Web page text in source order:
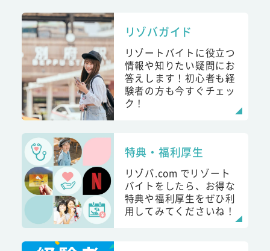
リゾバガイド
リゾートバイトに役立つ
情報や知りたい疑問にお
答えします！初心者も経
験者の方も今すぐチェッ
ク！
特典・福利厚生
リゾバ.com でリゾート
バイトをしたら、お得な
特典や福利厚生をぜひ利
用してみてくださいね！